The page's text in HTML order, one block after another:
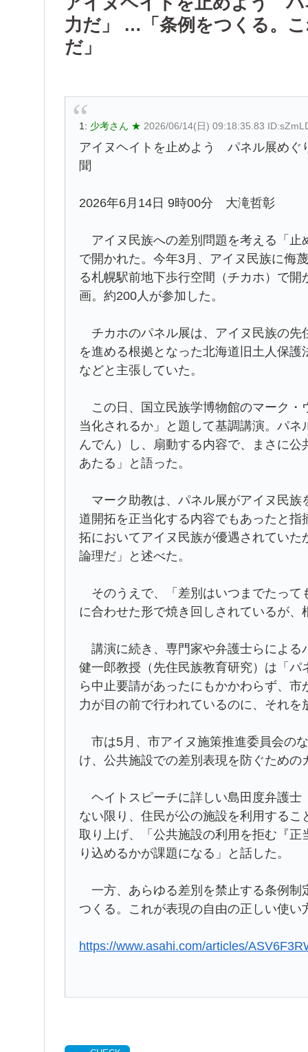
力だ」 …「条例をつくる。
だ」
1: 少考さん ★ 2026/06/14(日) 09:18:35.83
アイヌヘイトを止めよう パネル展め
聞
2026年6月14日 9時00分 大滝哲彰
アイヌ民族への差別問題を考える「
で開かれた。今年3月、アイヌ民族に侮
る札幌駅前地下歩行空間（チカホ）で
画。約200人が参加した。
チカホのパネル展は、アイヌ民族の先
を進める根拠となった北海道旧土人保
などと主張していた。
この日、国立民族学博物館のマーク・
当化されるか」と題して基調講演。パ
んでん）し、扇動する内容で、まさに
あたる」と語った。
マーク助教は、パネル展がアイヌ民族
道開拓を正当化する内容でもあったと
拓においてアイヌ民族が優遇されてい
論理だ」と述べた。
そのうえで、「差別はいつまでたって
に合わせた形で焼き回しされているが
講演に続き、専門家や弁護士らによる
健一郎教授（先住民族教育研究）は「
ら中止要請があったにもかかわらず、
力が目の前で行われているのに、それ
市は5月、市アイヌ施策推進委員会の
け、公共施設での差別表現を防ぐため
ヘイトスピーチに詳しい島田度弁護士
ない限り、住民が公の施設を利用する
取り上げ、「公共施設の利用を拒む『
り込めるかが課題になる」と話した。
一方、あらゆる差別を禁止する条例制
つくる。これが表現の自由の正しい使い
https://www.asahi.com/articles/